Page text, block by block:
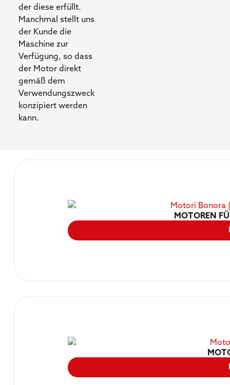
der diese erfüllt.
Manchmal stellt uns
der Kunde die
Maschine zur
Verfügung, so dass
der Motor direkt
gemäß dem
Verwendungszweck
konzipiert werden
kann.
MOTOREN